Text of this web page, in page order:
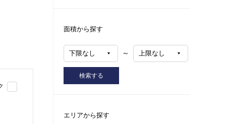
面積から探す
～
検索する
エリアから探す